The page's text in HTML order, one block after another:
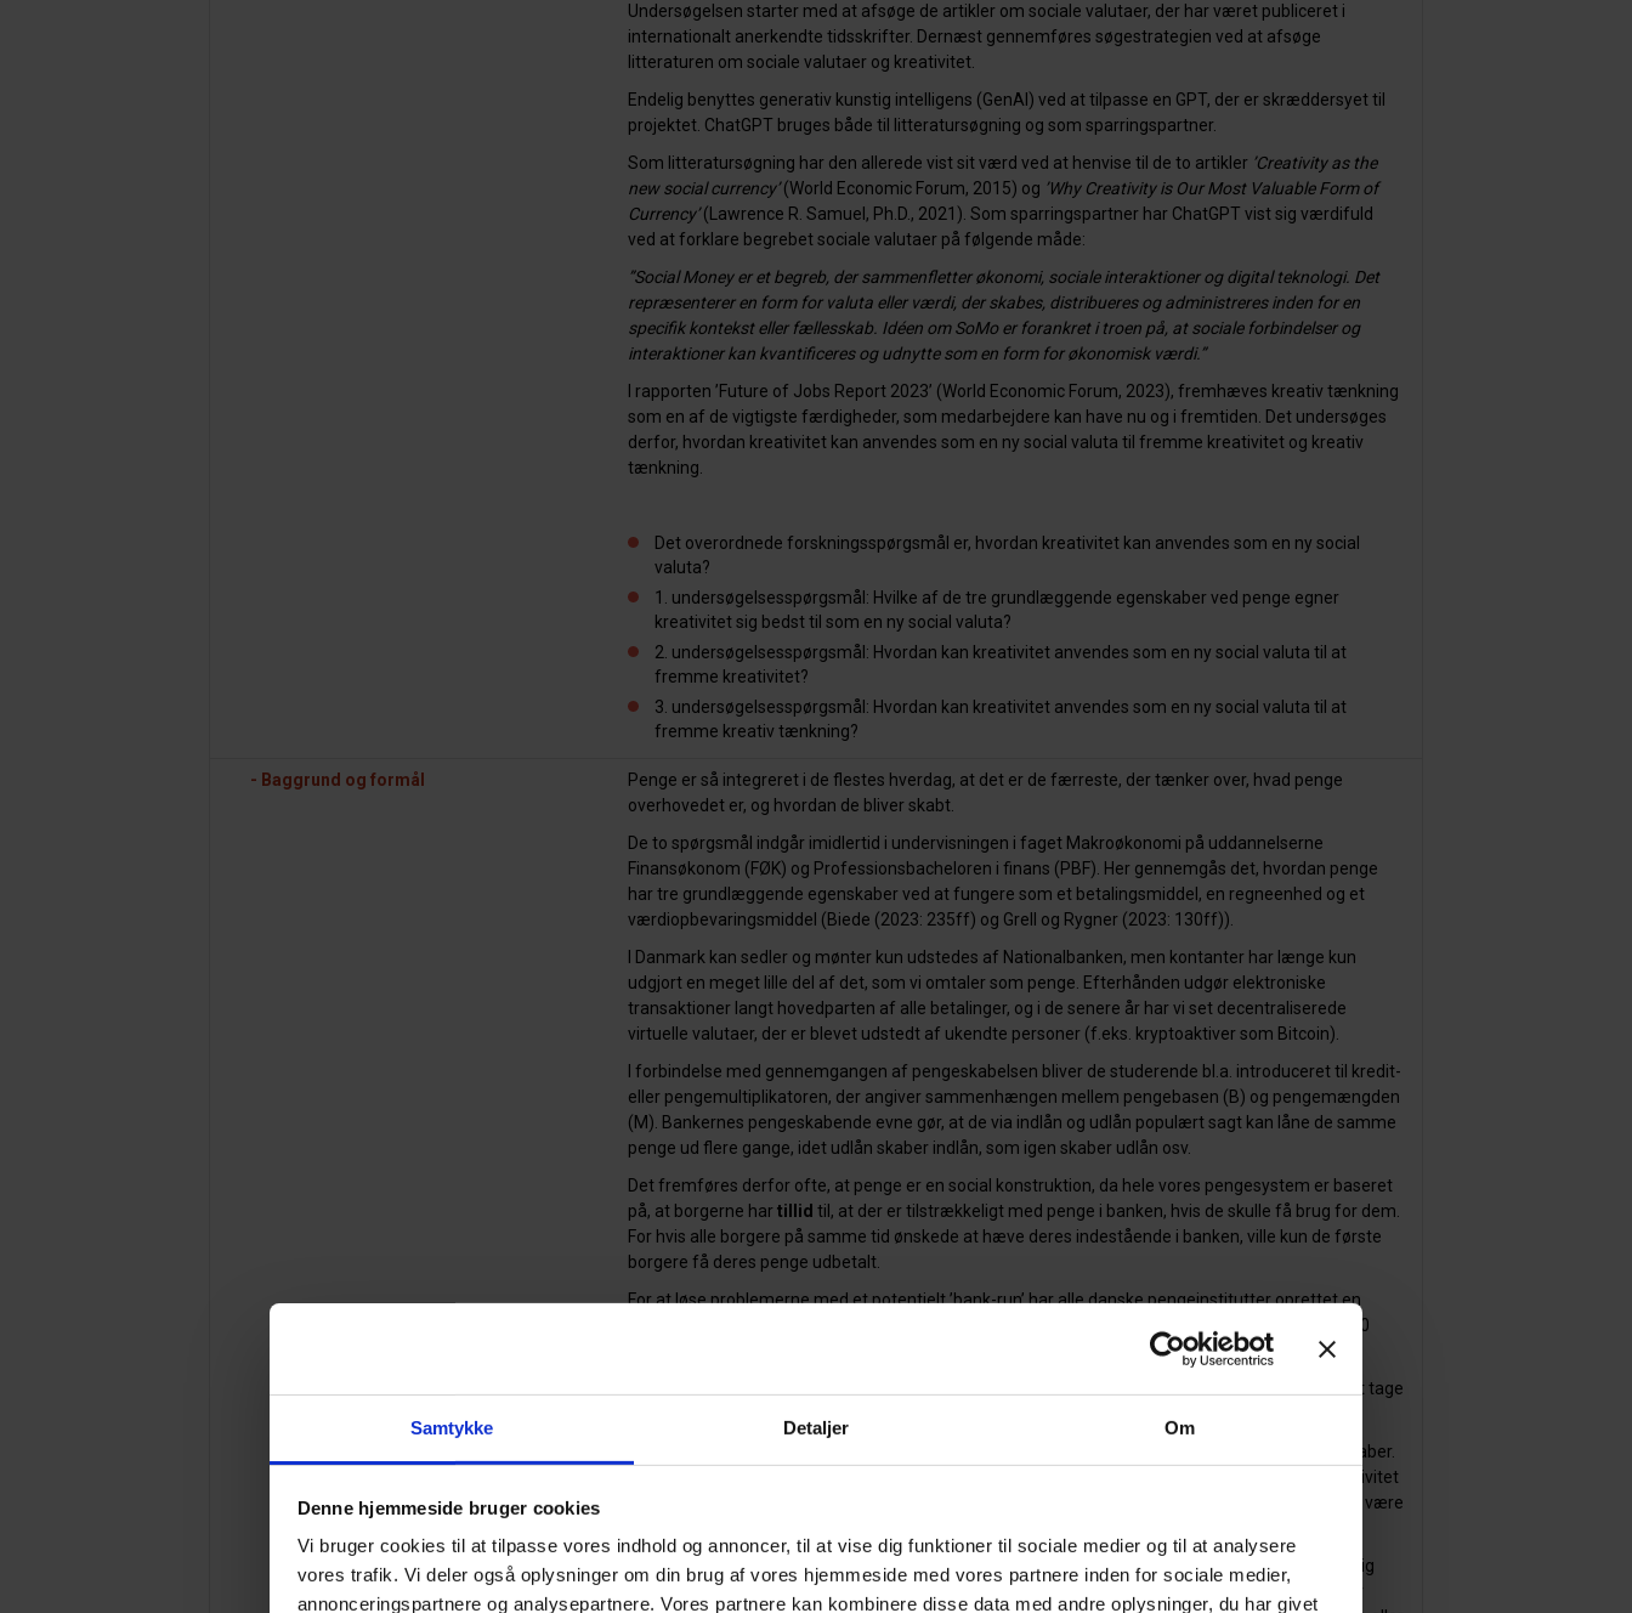
Samtykke Detaljer Om
Denne hjemmeside bruger cookies
Vi bruger cookies til at tilpasse vores indhold og annoncer, til at vise dig funktioner til sociale medier og til at analysere
vores trafik. Vi deler også oplysninger om din brug af vores hjemmeside med vores partnere inden for sociale medier,
annonceringspartnere og analysepartnere. Vores partnere kan kombinere disse data med andre oplysninger, du har givet
Undersøgelsen starter med at afsøge de artikler om sociale valutaer, der har været publiceret i
internationalt anerkendte tidsskrifter. Dernæst gennemføres søgestrategien ved at afsøge
litteraturen om sociale valutaer og kreativitet.
Endelig benyttes generativ kunstig intelligens (GenAI) ved at tilpasse en GPT, der er skræddersyet til
projektet. ChatGPT bruges både til litteratursøgning og som sparringspartner.
Som litteratursøgning har den allerede vist sit værd ved at henvise til de to artikler ’Creativity as the
new social currency’(World Economic Forum, 2015) og ’Why Creativity is Our Most Valuable Form of
Currency’(Lawrence R. Samuel, Ph.D., 2021). Som sparringspartner har ChatGPT vist sig værdifuld
ved at forklare begrebet sociale valutaer på følgende måde:
”Social Money er et begreb, der sammenfletter økonomi, sociale interaktioner og digital teknologi. Det
repræsenterer en form for valuta eller værdi, der skabes, distribueres og administreres inden for en
specifik kontekst eller fællesskab. Idéen om SoMo er forankret i troen på, at sociale forbindelser og
interaktioner kan kvantificeres og udnytte som en form for økonomisk værdi.”
I rapporten ’Future of Jobs Report 2023’ (World Economic Forum, 2023), fremhæves kreativ tænkning
som en af de vigtigste færdigheder, som medarbejdere kan have nu og i fremtiden. Det undersøges
derfor, hvordan kreativitet kan anvendes som en ny social valuta til fremme kreativitet og kreativ
tænkning.
Det overordnede forskningsspørgsmål er, hvordan kreativitet kan anvendes som en ny social
valuta?
1. undersøgelsesspørgsmål: Hvilke af de tre grundlæggende egenskaber ved penge egner
kreativitet sig bedst til som en ny social valuta?
2. undersøgelsesspørgsmål: Hvordan kan kreativitet anvendes som en ny social valuta til at
fremme kreativitet?
3. undersøgelsesspørgsmål: Hvordan kan kreativitet anvendes som en ny social valuta til at
fremme kreativ tænkning?
- Baggrund og formål
Penge er så integreret i de flestes hverdag, at det er de færreste, der tænker over, hvad penge
overhovedet er, og hvordan de bliver skabt.
De to spørgsmål indgår imidlertid i undervisningen i faget Makroøkonomi på uddannelserne
Finansøkonom (FØK) og Professionsbacheloren i finans (PBF). Her gennemgås det, hvordan penge
har tre grundlæggende egenskaber ved at fungere som et betalingsmiddel, en regneenhed og et
værdiopbevaringsmiddel (Biede (2023: 235ff) og Grell og Rygner (2023: 130ff)).
I Danmark kan sedler og mønter kun udstedes af Nationalbanken, men kontanter har længe kun
udgjort en meget lille del af det, som vi omtaler som penge. Efterhånden udgør elektroniske
transaktioner langt hovedparten af alle betalinger, og i de senere år har vi set decentraliserede
virtuelle valutaer, der er blevet udstedt af ukendte personer (f.eks. kryptoaktiver som Bitcoin).
I forbindelse med gennemgangen af pengeskabelsen bliver de studerende bl.a. introduceret til kredit-
eller pengemultiplikatoren, der angiver sammenhængen mellem pengebasen (B) og pengemængden
(M). Bankernes pengeskabende evne gør, at de via indlån og udlån populært sagt kan låne de samme
penge ud flere gange, idet udlån skaber indlån, som igen skaber udlån osv.
Det fremføres derfor ofte, at penge er en social konstruktion, da hele vores pengesystem er baseret
på, at borgerne har tillid til, at der er tilstrækkeligt med penge i banken, hvis de skulle få brug for dem.
For hvis alle borgere på samme tid ønskede at hæve deres indestående i banken, ville kun de første
borgere få deres penge udbetalt.
For at løse problemerne med et potentielt ’bank-run’ har alle danske pengeinstitutter oprettet en
indskydergarantiordning, som sikrer, at almindelige indlån er dækket op til ca. 750.000 kr. (100.000
I dette projekt undersøges, om det er muligt at anvende kreativitet som en ny social valuta ved at tage
Som udgangspunkt undersøges det, om kreativitet har nogle af penges grundlæggende egenskaber.
Desuden bruges projektet til at finde ud af, om en social valuta kan anvendes til at fremme kreativitet
og kreativ tænkning. Endelig undersøges det, om kreativitet som en ny social valuta ligefrem kan være
Den grundlæggende opfattelse for projektet er, at kreativitet og kreativ tænkning har en værdi i sig
selv. Projektet skal derfor IKKE bruges til at beregne den monetære værdi af kreativitet og kreativ